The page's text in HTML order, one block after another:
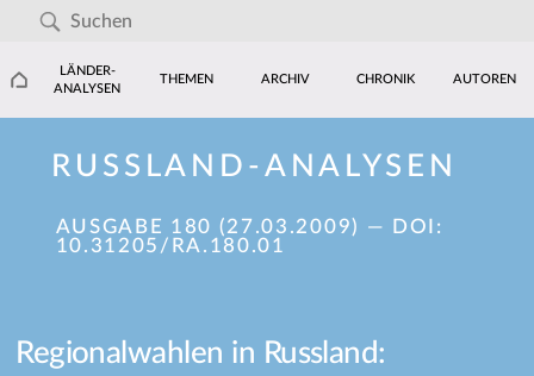
LÄNDER-
ANALYSEN
THEMEN ARCHIV CHRONIK AUTOREN
RUSSLAND-ANALYSEN
AUSGABE 180 (27.03.2009)
— DOI:
10.31205/RA.180.01
Regionalwahlen in Russland: